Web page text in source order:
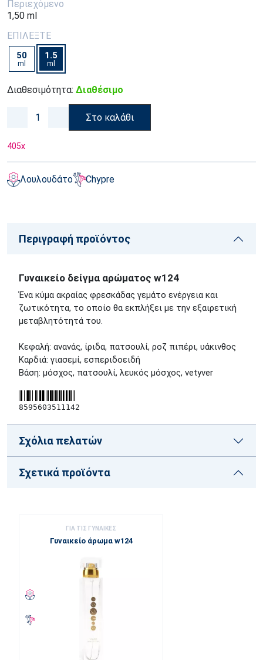
Περιεχόμενο
1,50 ml
ΕΠΙΛΕΞΤΕ
50
ml
1.5
ml
Διαθεσιμότητα: Διαθέσιμο
Στο καλάθι
405x
Λουλουδάτο Chypre
Περιγραφή προϊόντος
Γυναικείο δείγμα αρώματος w124
Ένα κύμα ακραίας φρεσκάδας γεμάτο ενέργεια και
ζωτικότητα, το οποίο θα εκπλήξει με την εξαιρετική
μεταβλητότητά του.
Κεφαλή: ανανάς, ίριδα, πατσουλί, ροζ πιπέρι, υάκινθος
Καρδιά: γιασεμί, εσπεριδοειδή
Βάση: μόσχος, πατσουλί, λευκός μόσχος, vetyver
8595603511142
Σχόλια πελατών
Σχετικά προϊόντα
ΓΙΑ ΤΙΣ ΓΥΝΑΊΚΕΣ
Γυναικείο άρωμα w124